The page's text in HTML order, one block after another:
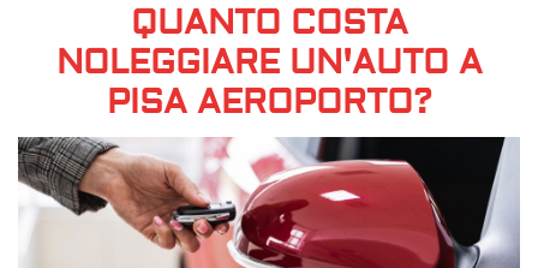
QUANTO COSTA
NOLEGGIARE UN'AUTO A
PISA AEROPORTO?